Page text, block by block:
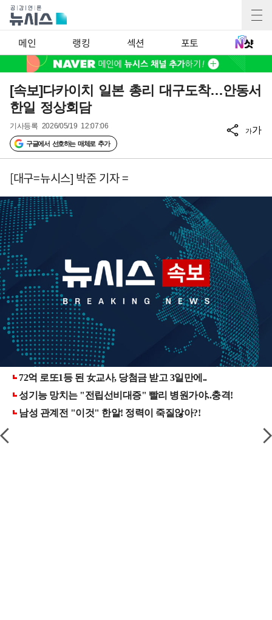
메인 랭킹 섹션 포토
[속보]다카이치 일본 총리 대구도착…안동서
한일 정상회담
기사등록 2026/05/19 12:07:06
구글에서 선호하는 매체로 추가
가가
[대구=뉴시스] 박준 기자 =